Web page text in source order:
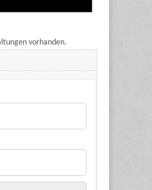
vorhanden.